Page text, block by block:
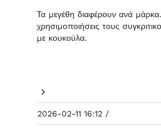
Τα μεγέθη διαφέρουν ανά
χρησιμοποιήσεις τους
με κουκούλα.
2026-02-11 16:12 /